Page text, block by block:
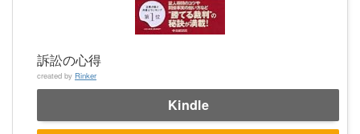
訴訟の心得
created by Rinker
Kindle